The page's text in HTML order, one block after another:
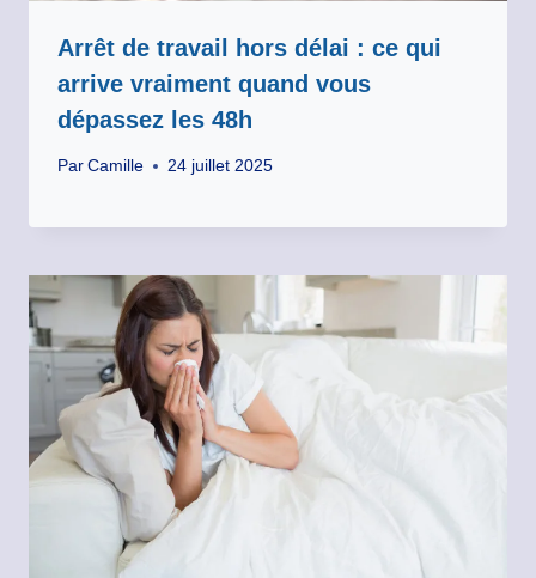
Arrêt de travail hors délai : ce qui
arrive vraiment quand vous
dépassez les 48h
Par Camille 24 juillet 2025